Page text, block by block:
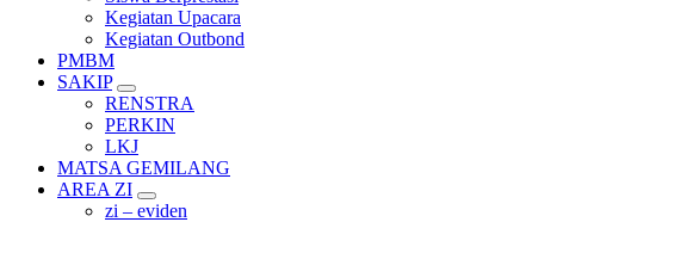
Kegiatan Upacara
Kegiatan Outbond
PMBM
SAKIP
RENSTRA
PERKIN
LKJ
MATSA GEMILANG
AREA ZI
zi – eviden